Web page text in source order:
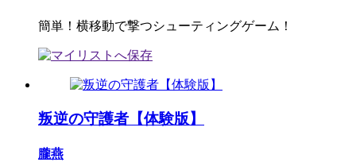
簡単！横移動で撃つシューティングゲーム！
叛逆の守護者【体験版】
朧燕